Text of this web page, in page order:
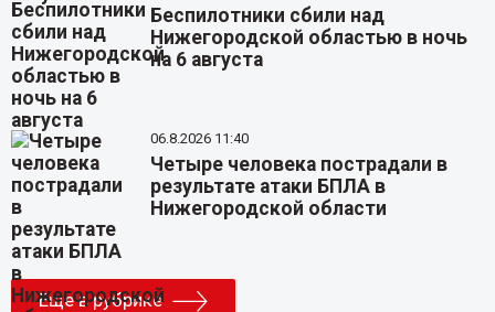
Беспилотники сбили над
Нижегородской областью в ночь
на 6 августа
06.8.2026 11:40
Четыре человека пострадали в
результате атаки БПЛА в
Нижегородской области
Еще в рубрике